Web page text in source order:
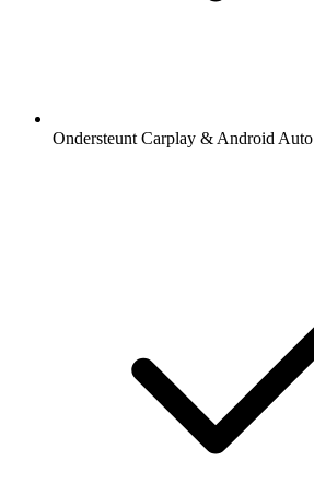
Ondersteunt Carplay & Android Auto